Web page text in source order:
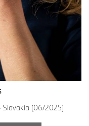
Slovakia (06/2025)